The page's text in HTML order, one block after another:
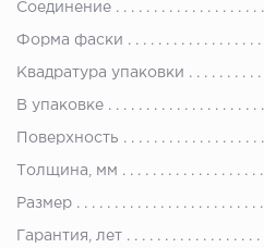
Соединение
Форма фаски
Квадратура упаковки
В упаковке
Поверхность
Толщина, мм
Размер
Гарантия, лет